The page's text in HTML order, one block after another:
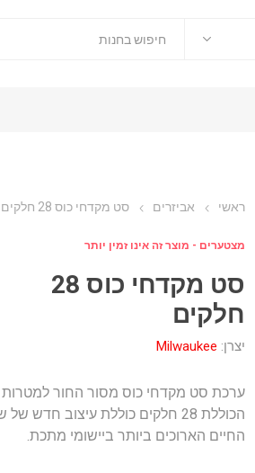
ראשי אביזרים סט מקדחי כוס 28 חלקים
מצטערים - מוצר זה אינו זמין יותר
סט מקדחי כוס 28
חלקים
יצרן: Milwaukee
החיים הארוכים ביותר ביישומי מתכת.